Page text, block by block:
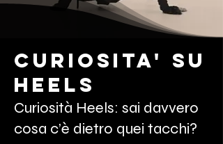
curiosita' su
heels
Curiosità Heels: sai davvero
cosa c’è dietro quei tacchi?